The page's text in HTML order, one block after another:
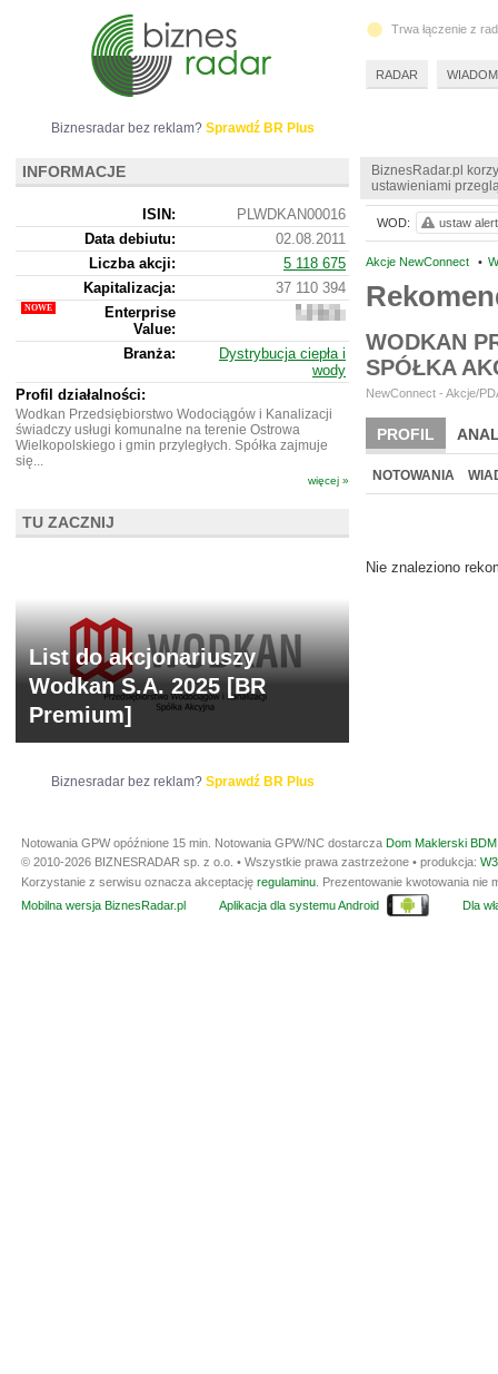
BiznesRadar.pl
ustawieniami
Akcje NewConnect •
WODKAN
SPÓŁKA
NewConnect - Akcje/
PROFIL
BR LAB
NOTOWANIA
Nie znaleziono
WOD: ustaw alert
Biznesradar bez reklam? Sprawdź BR Plus
INFORMACJE
ISIN:
PLWDKAN00016
Data debiutu:
02.08.2011
Liczba akcji:
5 118 675
Kapitalizacja:
37 110 394
Enterprise
Value:
394
Branża:
Dystrybucja ciepła i
wody
Profil działalności:
Wodkan Przedsiębiorstwo Wodociągów i Kanalizacji
świadczy usługi komunalne na terenie Ostrowa
Wielkopolskiego i gmin przyległych. Spółka zajmuje
się...
więcej »
TU ZACZNIJ
List do akcjonariuszy
Wodkan S.A. 2025 [BR
Premium]
Biznesradar bez reklam? Sprawdź BR Plus
Trwa łączenie z
RADAR
Notowania GPW opóźnione 15 min. Notowania GPW/NC dostarcza Dom Maklerski
© 2010-2026 BIZNESRADAR sp. z o.o. • Wszystkie prawa zastrzeżone • produkcja:
Korzystanie z serwisu oznacza akceptację regulaminu . Prezentowanie kwotowania
Mobilna wersja BiznesRadar.pl
Aplikacja dla systemu Android Dla